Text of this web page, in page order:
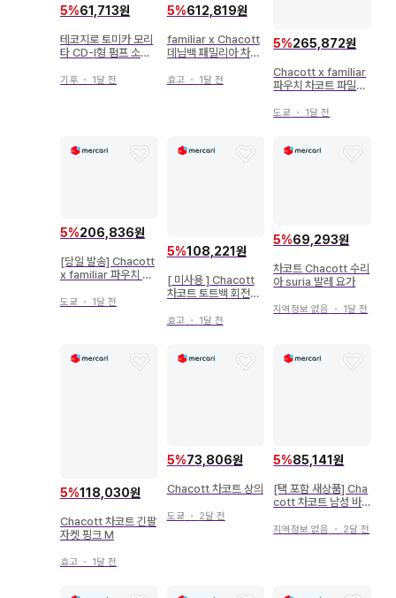
5%61,713원
테코지로 토미카 모리
타 CD-I형 펌프 소방
상품
기후 ・ 1달 전
5%612,819원
familiar x Chacott
데님백 패밀리아 차코
효고・ 1달 전
5%265,872원
Chacott x familiar
파우치 차코트 파밀리
도쿄 ・ 1달 전
5%206,836원
[당일 발송] Chacott
x familiar 파우치 파
도쿄 ・ 1달 전
5%108,221원
[ 미사용 ] Chacott
차코트 토트백 회전목
효고・ 1달 전
5%69,293원
차코트 Chacott 수리
아 suria 발레 요가
지역정보 없음 ・ 1달 전
5%118,030원
Chacott 차코트 긴팔
자켓 핑크 M
효고 ・ 1달 전
5%73,806원
Chacott 차코트 상의
도쿄 ・ 2달 전
5%85,141원
[택 포함 새상품] Cha
cott 차코트 남성 바
지역정보 없음 ・ 2달 전